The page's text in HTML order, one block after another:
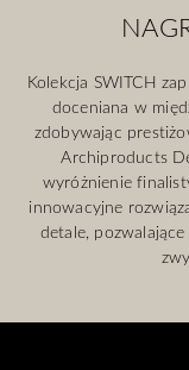
Kolekcja SWITCH
doceniana w
zdobywając
Archiproducts
wyróżnienie
innowacyjne
detale,